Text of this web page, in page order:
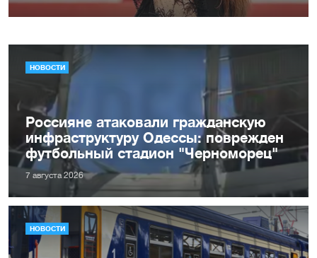
НОВОСТИ
Россияне атаковали гражданскую
инфраструктуру Одессы: поврежден
футбольный стадион "Черноморец"
7 августа 2026
НОВОСТИ